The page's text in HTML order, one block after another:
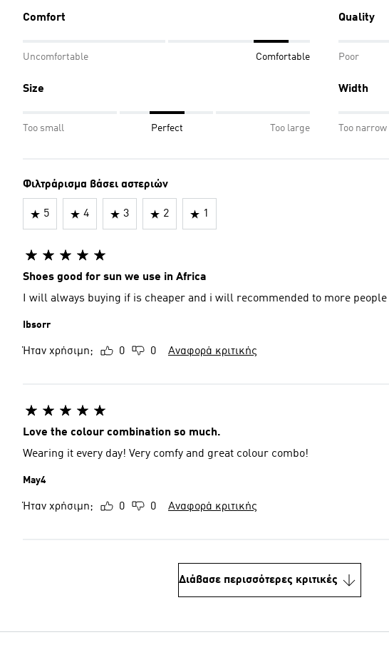
Comfort
Uncomfortable Comfortable
Quality
Poor
Size
Too small Perfect Too large
Width
Too narrow
Φιλτράρισμα βάσει αστεριών
5 4 3 2 1
Shoes good for sun we use in Africa
Ibsorr
Ήταν χρήσιμη; 0 0 Αναφορά κριτικής
Love the colour combination so much.
Wearing it every day! Very comfy and great colour combo!
May4
Ήταν χρήσιμη; 0 0 Αναφορά κριτικής
Διάβασε περισσότερες κριτικές